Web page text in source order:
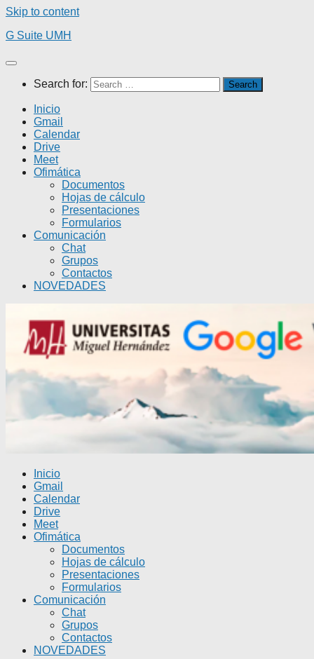
Skip to content
G Suite UMH
Search for:
Inicio
Gmail
Calendar
Drive
Meet
Ofimática
Documentos
Hojas de cálculo
Presentaciones
Formularios
Comunicación
Chat
Grupos
Contactos
NOVEDADES
Inicio
Gmail
Calendar
Drive
Meet
Ofimática
Documentos
Hojas de cálculo
Presentaciones
Formularios
Comunicación
Chat
Grupos
Contactos
NOVEDADES